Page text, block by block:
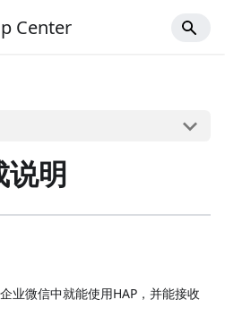
Center
说明
业微信中就能使用HAP，并能接收